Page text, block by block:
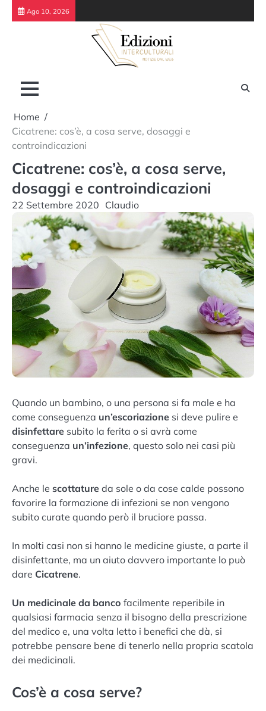
Skip
Ago 10, 2026
Home
Cicatrene: cos’è, a cosa serve, dosaggi e
controindicazioni
Cicatrene: cos’è, a cosa serve,
dosaggi e controindicazioni
22 Settembre 2020 Claudio
Quando un bambino, o una persona si fa male e ha
come conseguenza un’escoriazione si deve pulire e
disinfettare subito la ferita o si avrà come
conseguenza un’infezione, questo solo nei casi più
gravi.
Anche le scottature da sole o da cose calde possono
favorire la formazione di infezioni se non vengono
subito curate quando però il bruciore passa.
In molti casi non si hanno le medicine giuste, a parte il
disinfettante, ma un aiuto davvero importante lo può
dare Cicatrene.
Un medicinale da banco facilmente reperibile in
qualsiasi farmacia senza il bisogno della prescrizione
del medico e, una volta letto i benefici che dà, si
potrebbe pensare bene di tenerlo nella propria scatola
dei medicinali.
Cos’è a cosa serve?